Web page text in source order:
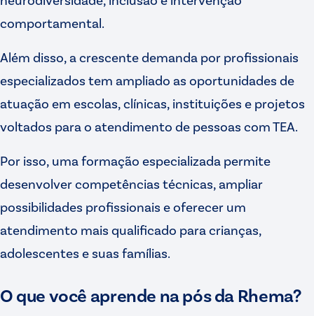
comportamental.
Além disso, a crescente demanda por profissionais
especializados tem ampliado as oportunidades de
atuação em escolas, clínicas, instituições e projetos
voltados para o atendimento de pessoas com TEA.
Por isso, uma formação especializada permite
desenvolver competências técnicas, ampliar
possibilidades profissionais e oferecer um
atendimento mais qualificado para crianças,
adolescentes e suas famílias.
O que você aprende na pós da Rhema?